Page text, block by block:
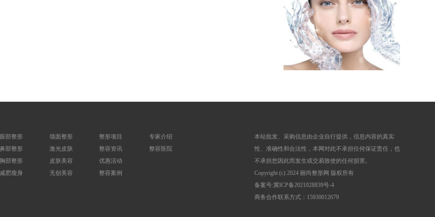
眼部整形
鼻部整形
胸部整形
减肥瘦身
颌面整形
激光皮肤
皮肤美容
无创美容
整形项目
整容资讯
优惠活动
整容案例
专家介绍
整容医院
本站批发、采购信息由企业自行提供，信息内容的真实
性、准确性和合法性，本网对此不承担任何保证责任，也
不承担您因此而发生或交易致使的任何损害。
Copyright (c) 2024 丽尚整形网 版权所有
备案号:冀ICP备2021028839号-4
商务合作联系方式：15930012679